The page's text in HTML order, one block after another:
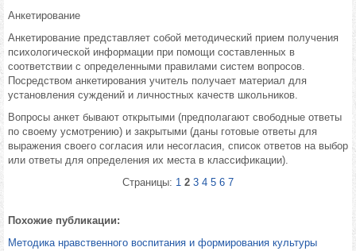
Анкетирование
Анкетирование представляет собой методический прием получения
психологической информации при помощи составленных в
соответствии с определенными правилами систем вопросов.
Посредством анкетирования учитель получает материал для
установления суждений и личностных качеств школьников.
Вопросы анкет бывают открытыми (предполагают свободные ответы
по своему усмотрению) и закрытыми (даны готовые ответы для
выражения своего согласия или несогласия, список ответов на выбор
или ответы для определения их места в классификации).
Страницы: 1 2 3 4 5 6 7
Похожие публикации:
Методика нравственного воспитания и формирования культуры